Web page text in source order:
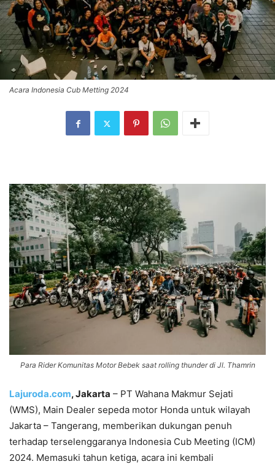
Acara Indonesia Cub Metting 2024
Para Rider Komunitas Motor Bebek saat rolling thunder di Jl. Thamrin
Lajuroda.com, Jakarta – PT Wahana Makmur Sejati
(WMS), Main Dealer sepeda motor Honda untuk wilayah
Jakarta – Tangerang, memberikan dukungan penuh
terhadap terselenggaranya Indonesia Cub Meeting (ICM)
2024. Memasuki tahun ketiga, acara ini kembali